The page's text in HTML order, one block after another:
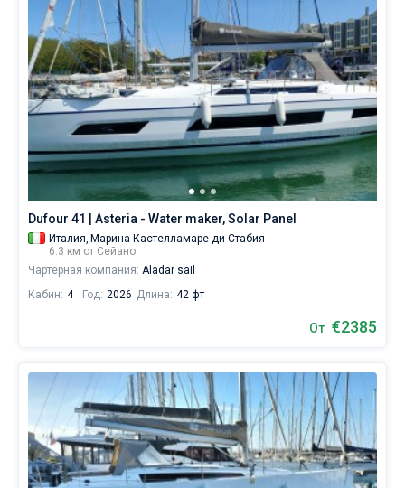
Dufour 41 | Asteria - Water maker, Solar Panel
Италия, Марина Кастелламаре-ди-Стабия
6.3 км от Сейано
Чартерная компания: Aladar sail
Кабин: 4 Год: 2026 Длина: 42 фт
От €2385